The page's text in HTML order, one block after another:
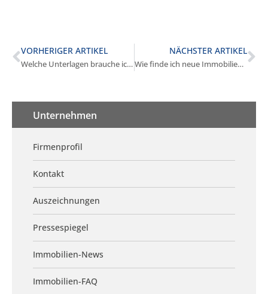
VORHERIGER ARTIKEL
Welche Unterlagen brauche ich für den Kauf in Krailling?
NÄCHSTER ARTIKEL
Wie finde ich neue Immobilien in Krailling?
Unternehmen
Firmenprofil
Kontakt
Auszeichnungen
Pressespiegel
Immobilien-News
Immobilien-FAQ